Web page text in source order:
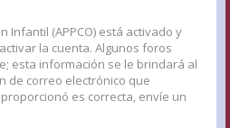
(APPCO) está activado y
la cuenta. Algunos foros
esta información se le brindará al
de correo electrónico que
es correcta, envíe un